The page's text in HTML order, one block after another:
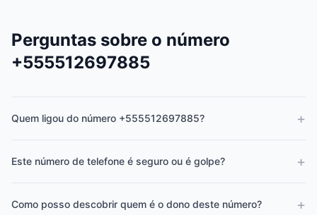
Perguntas sobre o número
+555512697885
Quem ligou do número +555512697885? +
Este número de telefone é seguro ou é golpe? +
Como posso descobrir quem é o dono deste número? +